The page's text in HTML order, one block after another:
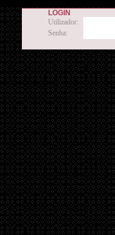
LOGIN
Utilizador:
Senha: